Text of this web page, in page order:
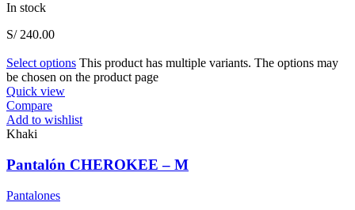
In stock
S/240.00
Select options This product has multiple variants. The options may
be chosen on the product page
Quick view
Compare
Add to wishlist
Khaki
Pantalón CHEROKEE – M
Pantalones